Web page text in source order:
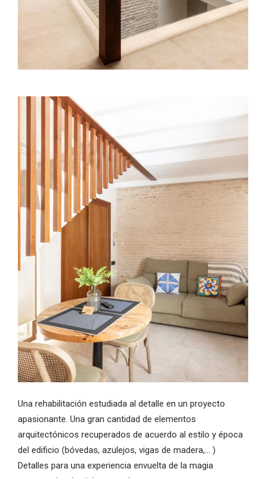
Una rehabilitación estudiada al detalle en un proyecto
apasionante. Una gran cantidad de elementos
arquitectónicos recuperados de acuerdo al estilo y época
del edificio (bóvedas, azulejos, vigas de madera,… )
Detalles para una experiencia envuelta de la magia